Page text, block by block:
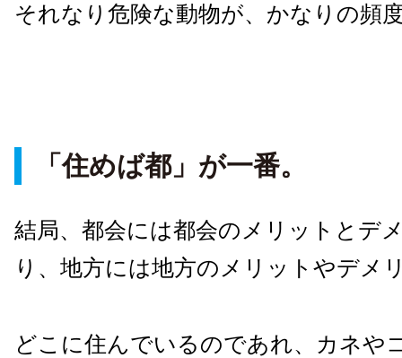
それなり危険な動物が、かなりの頻
「住めば都」が一番。
結局、都会には都会のメリットとデ
り、地方には地方のメリットやデメ
どこに住んでいるのであれ、カネや